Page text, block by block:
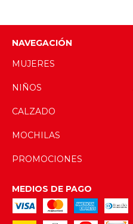
NAVEGACIÓN
MUJERES
NIÑOS
CALZADO
MOCHILAS
PROMOCIONES
MEDIOS DE PAGO